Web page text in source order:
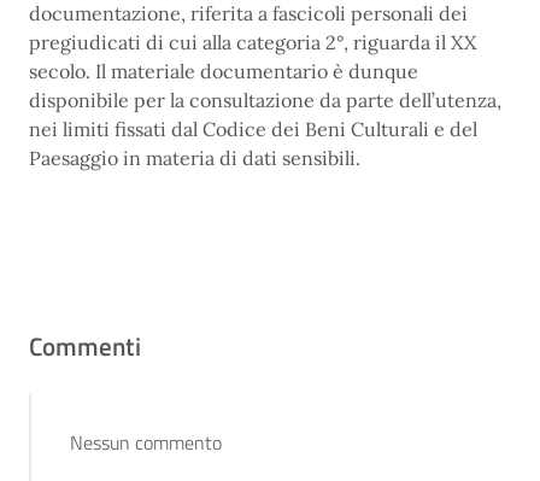
documentazione, riferita a fascicoli personali dei
pregiudicati di cui alla categoria 2°, riguarda il XX
secolo. Il materiale documentario è dunque
disponibile per la consultazione da parte dell’utenza,
nei limiti fissati dal Codice dei Beni Culturali e del
Paesaggio in materia di dati sensibili.
Commenti
Nessun commento